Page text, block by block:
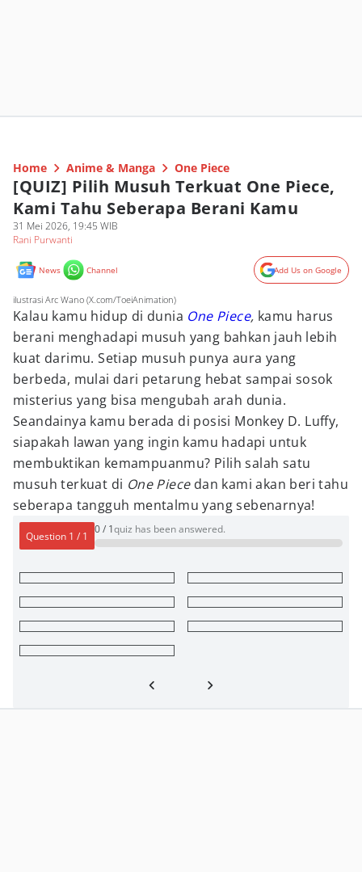
Home Anime & Manga One Piece
[QUIZ] Pilih Musuh Terkuat One Piece,
Kami Tahu Seberapa Berani Kamu
31 Mei 2026, 19:45 WIB
Rani Purwanti
News Channel Add Us on Google
ilustrasi Arc Wano (X.com/ToeiAnimation)
Kalau kamu hidup di dunia One Piece, kamu harus
berani menghadapi musuh yang bahkan jauh lebih
kuat darimu. Setiap musuh punya aura yang
berbeda, mulai dari petarung hebat sampai sosok
misterius yang bisa mengubah arah dunia.
Seandainya kamu berada di posisi Monkey D. Luffy,
siapakah lawan yang ingin kamu hadapi untuk
membuktikan kemampuanmu? Pilih salah satu
musuh terkuat di One Piecedan kami akan beri tahu
seberapa tangguh mentalmu yang sebenarnya!
Question 1 / 1
0/ 1quiz has been answered.